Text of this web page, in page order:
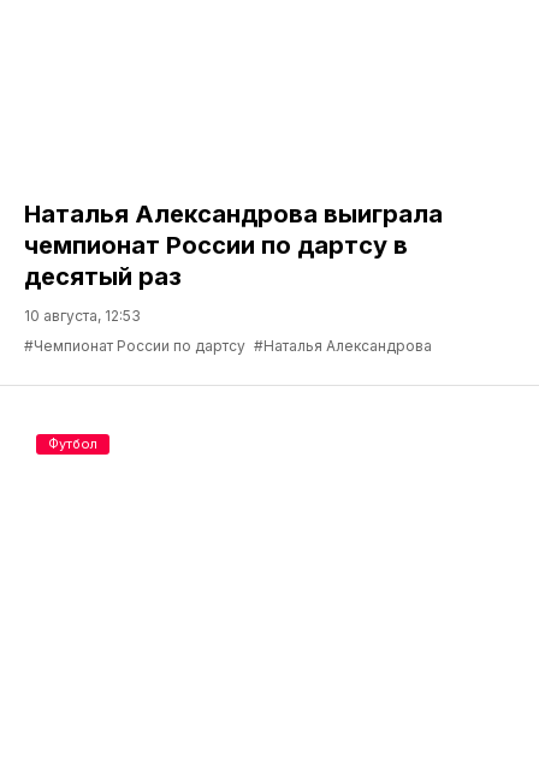
Наталья Александрова выиграла
чемпионат России по дартсу в
десятый раз
10 августа, 12:53
#Чемпионат России по дартсу #Наталья Александрова
Футбол